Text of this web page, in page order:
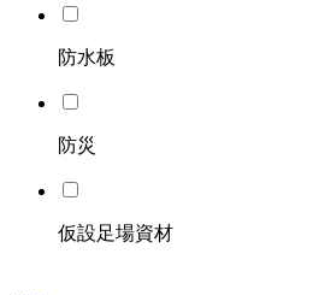
防水板
防災
仮設足場資材